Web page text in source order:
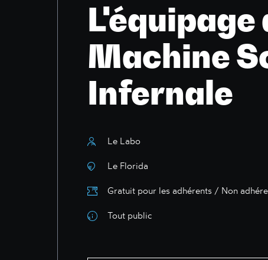
L'équipage
Machine
Infernale
Le Labo
Le Florida
Gratuit pour les adhérents / Non
Tout public